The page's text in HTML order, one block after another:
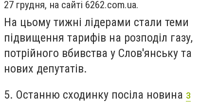
27 грудня, на сайті 6262.com.ua.
На цьому тижні лідерами стали теми
підвищення тарифів на розподіл газу,
потрійного вбивства у Слов'янську та
нових депутатів.
5. Останню сходинку посіла новина з